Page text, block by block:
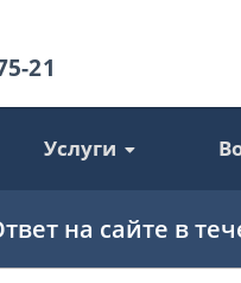
21
Услуги
на сайте в